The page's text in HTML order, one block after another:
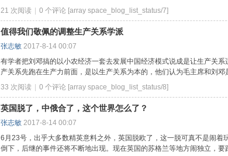
21 次阅读
0 个评论 [array space_blog_list_status/7]
值得我们敬佩的调整生产关系学派
张志敏 2017-8-14 00:07
有学者把刘邓搞的以小农经济一套去发展中国经济模式说成是让生产关
产关系先跑在生产力前面，是以生产关系为本的，他们认为毛主席和刘
33 次阅读
0 个评论 [array space_blog_list_status/8]
英国脱了，中俄合了，这个世界怎么了？
张志敏 2017-8-14 00:07
6月23号，出乎大多数精英意料之外，英国脱欧了，这一脱可真不是闹
倒下，后继的事件还将不断地出现。现在英国的苏格兰等地方闹独立，